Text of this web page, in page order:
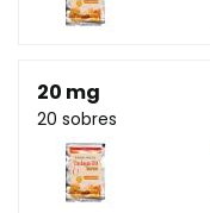
20 mg
20 sobres